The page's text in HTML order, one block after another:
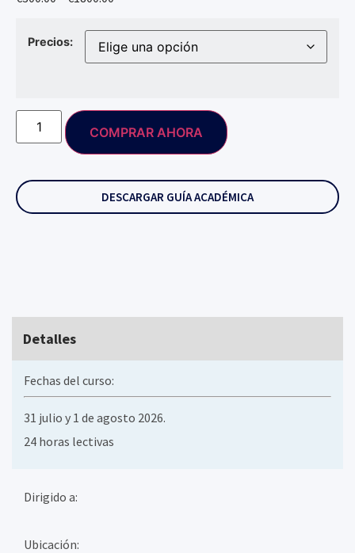
Precios:
COMPRAR AHORA
DESCARGAR GUÍA ACADÉMICA
Detalles
Fechas del curso:
31 julio y 1 de agosto 2026.
24 horas lectivas
Dirigido a:
Ubicación: